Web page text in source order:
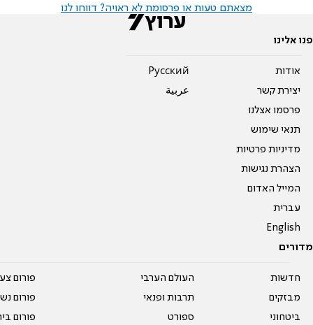
מצאתם טעות או פרסומת לא ראויה? דווחו לנו
פנו אלינו
אודות
יצירת קשר
פרסמו אצלנו
תנאי שימוש
מדיניות פרטיות
הצהרת נגישות
המייל האדום
עברית
English
Pусский
عربية
מדורים
חדשות
מבזקים
ביטחוני
העולם הערבי
תרבות ופנאי
ספורט
פורום
פורום
פורום